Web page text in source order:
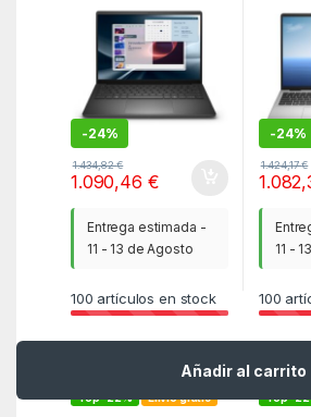
Añadir al carrito
w11p
-24%
1.434,82€
1.090,46 €
Entrega estimada -
11 - 13 de Agosto
100 artículos en stock
-24%
1.424,17€
11 -
100
Top -22% Envío gratis Top -